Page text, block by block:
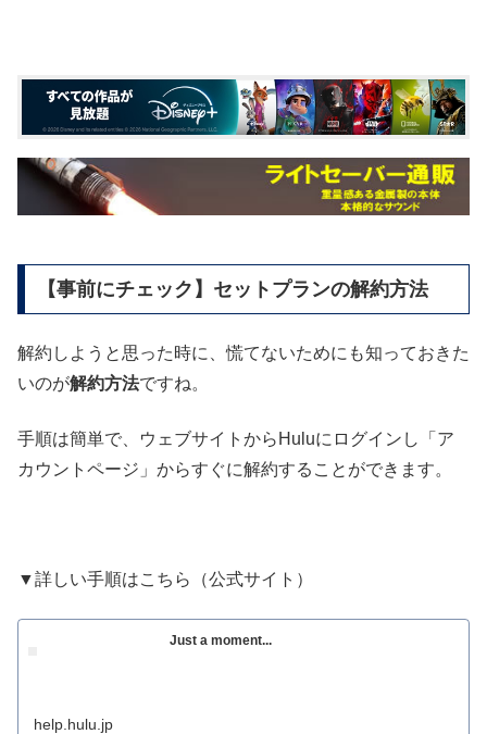
【事前にチェック】セットプランの解約方法
解約しようと思った時に、慌てないためにも知っておきた
いのが解約方法ですね。
手順は簡単で、ウェブサイトからHuluにログインし「ア
カウントページ」からすぐに解約することができます。
▼詳しい手順はこちら（公式サイト）
Just a moment...
help.hulu.jp